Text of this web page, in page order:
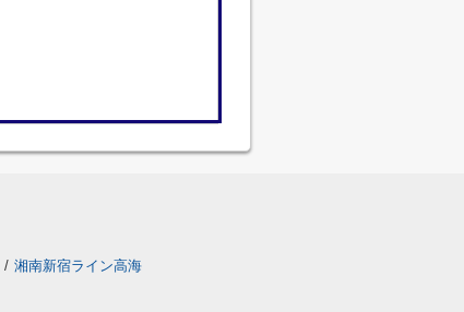
/ 湘南新宿ライン高海